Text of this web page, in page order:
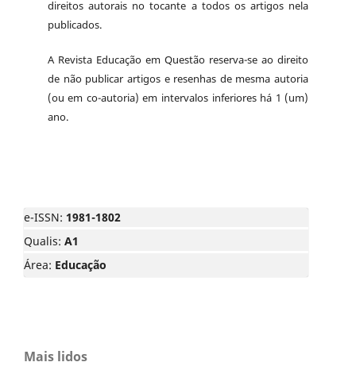
direitos autorais no tocante a todos os artigos nela
publicados.
A Revista Educação em Questão reserva-se ao direito
de não publicar artigos e resenhas de mesma autoria
(ou em co-autoria) em intervalos inferiores há 1 (um)
ano.
e-ISSN: 1981-1802
Qualis: A1
Área: Educação
Mais lidos